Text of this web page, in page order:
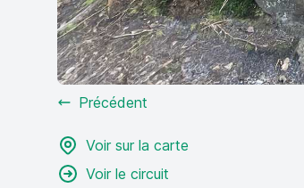
Précédent
Voir sur la carte
Voir le circuit